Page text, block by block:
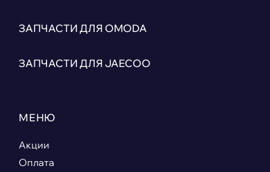
ЗАПЧАСТИ ДЛЯ OMODA
ЗАПЧАСТИ ДЛЯ JAECOO
МЕНЮ
Акции
Оплата